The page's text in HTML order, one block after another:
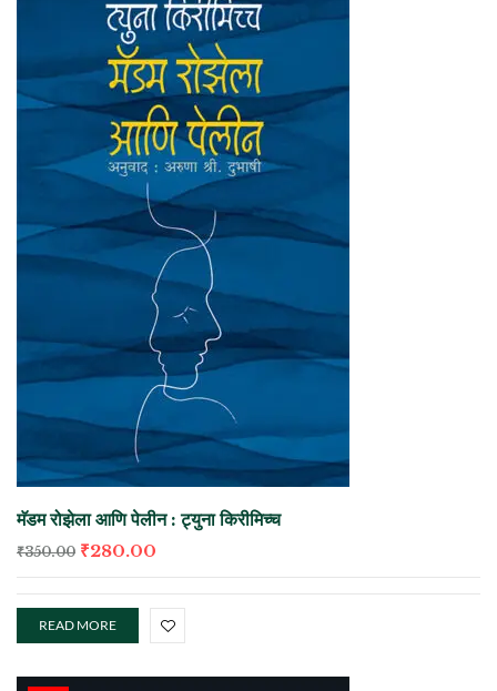
मॅडम रोझेला आणि पेलीन : ट्युना किरीमिच्च
₹350.00 ₹280.00
READ MORE